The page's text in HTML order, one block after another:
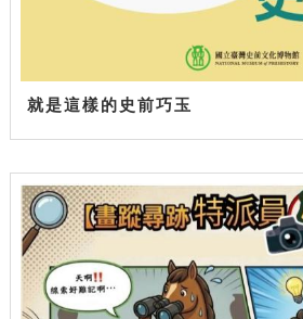
就是這樣的史前巧玉